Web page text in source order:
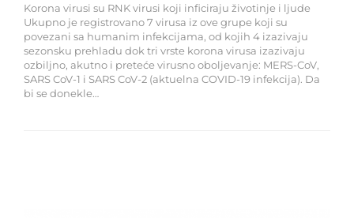
Korona virusi su RNK virusi koji inficiraju životinje i ljude
Ukupno je registrovano 7 virusa iz ove grupe koji su
povezani sa humanim infekcijama, od kojih 4 izazivaju
sezonsku prehladu dok tri vrste korona virusa izazivaju
ozbiljno, akutno i preteće virusno oboljevanje: MERS-CoV,
SARS CoV-1 i SARS CoV-2 (aktuelna COVID-19 infekcija). Da
bi se donekle…